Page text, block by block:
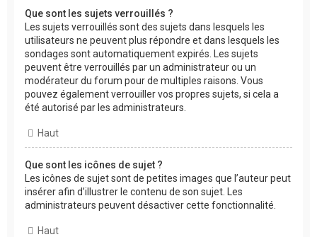
Que sont les sujets verrouillés ?
Les sujets verrouillés sont des sujets dans lesquels les
utilisateurs ne peuvent plus répondre et dans lesquels les
sondages sont automatiquement expirés. Les sujets
peuvent être verrouillés par un administrateur ou un
modérateur du forum pour de multiples raisons. Vous
pouvez également verrouiller vos propres sujets, si cela a
été autorisé par les administrateurs.
Haut
Que sont les icônes de sujet ?
Les icônes de sujet sont de petites images que l’auteur peut
insérer afin d’illustrer le contenu de son sujet. Les
administrateurs peuvent désactiver cette fonctionnalité.
Haut